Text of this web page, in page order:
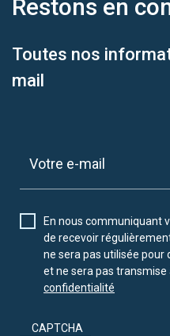
Restons en
Toutes nos
mail
En nous communiquant
de recevoir
ne sera pas utilisée pour
et ne sera pas transmise
confidentialité
CAPTCHA